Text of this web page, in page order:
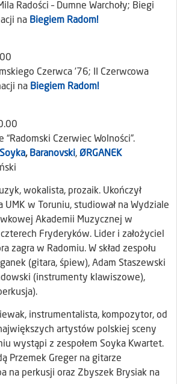
Radości – Dumne Warchoły; Biegi
na Biegiem Radom!
Czerwca ’76; II Czerwcowa
na Biegiem Radom!
Czerwiec Wolności”.
, Baranovski, ØRGANEK
wokalista, prozaik. Ukończył
w Toruniu, studiował na Wydziale
Akademii Muzycznej w
Fryderyków. Lider i założyciel
zagra w Radomiu. W skład zespołu
(gitara, śpiew), Adam Staszewski
(instrumenty klawiszowe),
instrumentalista, kompozytor, od
artystów polskiej sceny
wystąpi z zespołem Soyka Kwartet.
Przemek Greger na gitarze
na perkusji oraz Zbyszek Brysiak na